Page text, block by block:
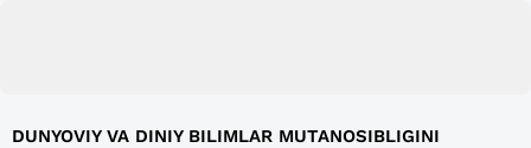
DUNYOVIY VA DINIY BILIMLAR MUTANOSIBLIGINI